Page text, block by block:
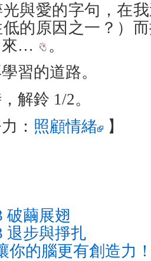
與愛的字句，在
低的原因之一？）
來…
。
習的道路。
解鈴 1/2。
： 照顧情緒 】
破繭展翅
退步與掙扎
你的腦更有創造力